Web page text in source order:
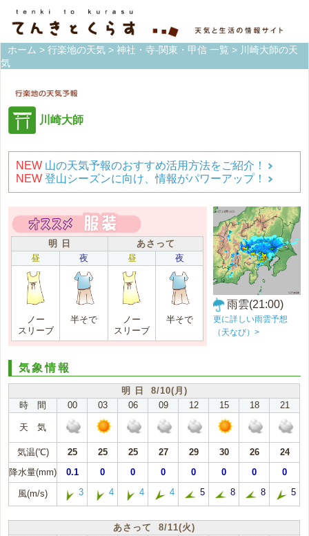
ホーム > 行楽地の天気 > 神社・寺-関東・甲信 一覧 > 川崎大師の天
気
川崎大師
NEW 山の天気予報のおすすめ活用方法をご紹介！
NEW 登山シーズンに向け、情報がパワーアップ！
明 日
あさって
昼
夜 昼 夜
ノー
スリーブ
半そで
ノー
スリーブ
半そで
雨雲(21:00)
更に詳しい雨雲予想
（天なび）>
気象情報
明 日 8/10(月)
時 間
00 03 06 09 12 15 18 21
天 気
気温(℃) 25 25 25 27 29 30 26
24
降水量(mm)
0.1 0 0 0 0 0 0 0
風(m/s) 3 4 4 4 5 8 8 5
あさって 8/11(火)